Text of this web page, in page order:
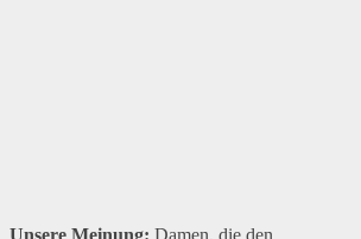
Unsere Meinung: Damen, die den